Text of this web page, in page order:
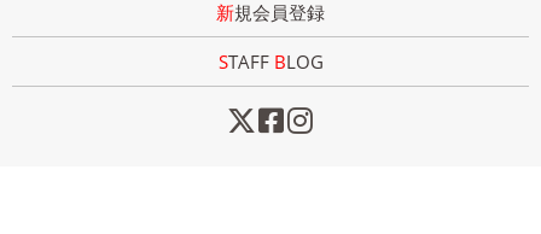
新規会員登録
STAFF BLOG